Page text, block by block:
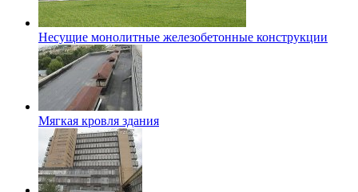
Несущие монолитные железобетонные конструкции
Мягкая кровля здания